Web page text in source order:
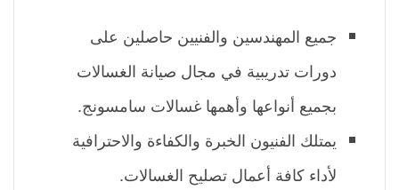
جميع المهندسين والفنيين حاصلين على
دورات تدريبية في مجال صيانة الغسالات
بجميع أنواعها وأهمها غسالات سامسونج.
يمتلك الفنيون الخبرة والكفاءة والاحترافية
لأداء كافة أعمال تصليح الغسالات.